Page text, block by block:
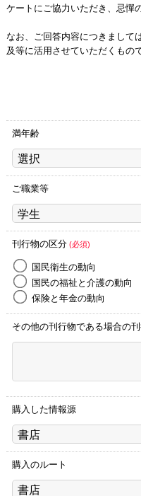
ケートにご協力いただき、忌憚
なお、ご回答内容につきまして
及等に活用させていただくもの
満年齢
ご職業等
刊行物の区分 (必須)
国民衛生の動向
国民の福祉と介護の動向
保険と年金の動向
その他の刊行物である場合の
購入した情報源
購入のルート